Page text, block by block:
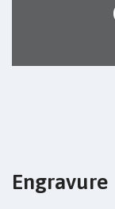
Engravure